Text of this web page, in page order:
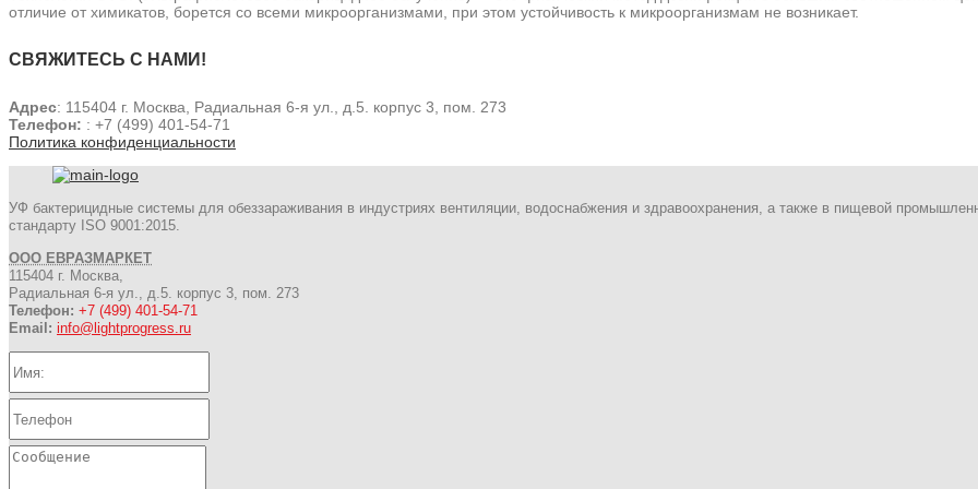
отличие от химикатов, борется со всеми микроорганизмами, при этом устойчивость к микроорганизмам не возникает.
СВЯЖИТЕСЬ С НАМИ!
Адрес: 115404 г. Москва, Радиальная 6-я ул., д.5. корпус 3, пом. 273
Телефон: : +7 (499) 401-54-71
Политика конфиденциальности
УФ бактерицидные системы для обеззараживания в индустриях вентиляции, водоснабжения и здравоохранения, а также в пищевой
стандарту ISO 9001:2015.
ООО ЕВРАЗМАРКЕТ
115404 г. Москва,
Радиальная 6-я ул., д.5. корпус 3, пом. 273
Телефон: +7 (499) 401-54-71
Email: info@lightprogress.ru